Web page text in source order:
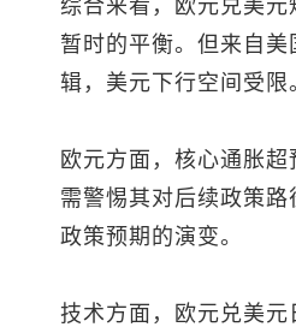
综合来看， 欧元兑美元
暂时的平衡。但来自
辑，美元下行空间受限
欧元方面，核心通胀
需警惕其对后续政策
政策预期的演变。
技术方面， 欧元兑美元